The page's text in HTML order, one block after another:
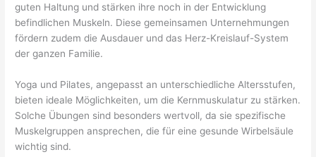
guten Haltung und stärken ihre noch in der Entwicklung
befindlichen Muskeln. Diese gemeinsamen Unternehmungen
fördern zudem die Ausdauer und das Herz-Kreislauf-System
der ganzen Familie.
Yoga und Pilates, angepasst an unterschiedliche Altersstufen,
bieten ideale Möglichkeiten, um die Kernmuskulatur zu stärken.
Solche Übungen sind besonders wertvoll, da sie spezifische
Muskelgruppen ansprechen, die für eine gesunde Wirbelsäule
wichtig sind.